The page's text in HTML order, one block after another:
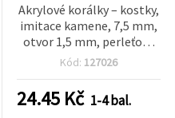
Akrylové korálky – kostky,
imitace kamene, 7,5 mm,
otvor 1,5 mm, perleťově
bílá – 20 g (~45 ks)
Kód: 127026
24.45 Kč 1-4 bal.